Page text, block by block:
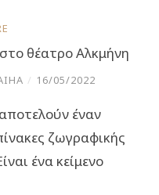
θέατρο Αλκμήνη
/ 16/05/2022
έναν
ζωγραφικής
ένα κείμενο